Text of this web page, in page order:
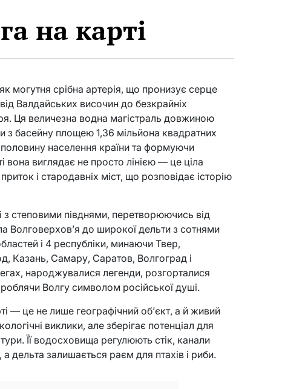
на карті
могутня срібна артерія, що пронизує серце
Валдайських височин до безкрайніх
Ця величезна водна магістраль довжиною
з басейну площею 1,36 мільйона квадратних
населення країни та формуючи
виглядає не просто лінією — це ціла
і стародавніх міст, що розповідає історію
з степовими півднями, перетворюючись від
Волговерхов’я до широкої дельти з сотнями
і 4 республіки, минаючи Твер,
Казань, Самару, Саратов, Волгоград і
народжувалися легенди, розгорталися
роблячи Волгу символом російської душі.
— це не лише географічний об’єкт, а й живий
виклики, але зберігає потенціал для
Її водосховища регулюють стік, канали
дельта залишається раєм для птахів і риби.